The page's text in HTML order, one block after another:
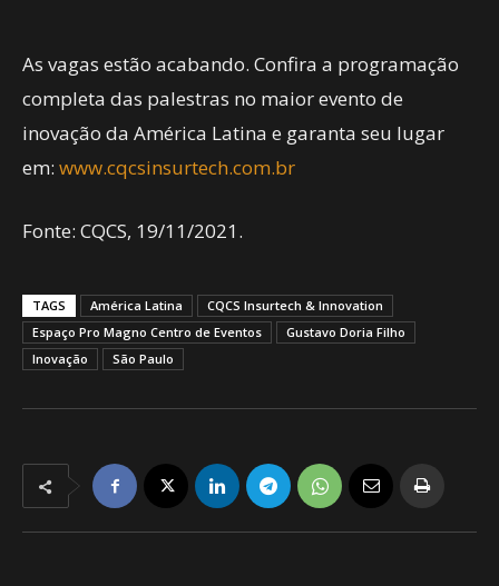
As vagas estão acabando. Confira a programação
completa das palestras no maior evento de
inovação da América Latina e garanta seu lugar
em: www.cqcsinsurtech.com.br
Fonte: CQCS, 19/11/2021.
TAGS América Latina
CQCS Insurtech & Innovation
Espaço Pro Magno Centro de Eventos
Gustavo Doria Filho
Inovação
São Paulo